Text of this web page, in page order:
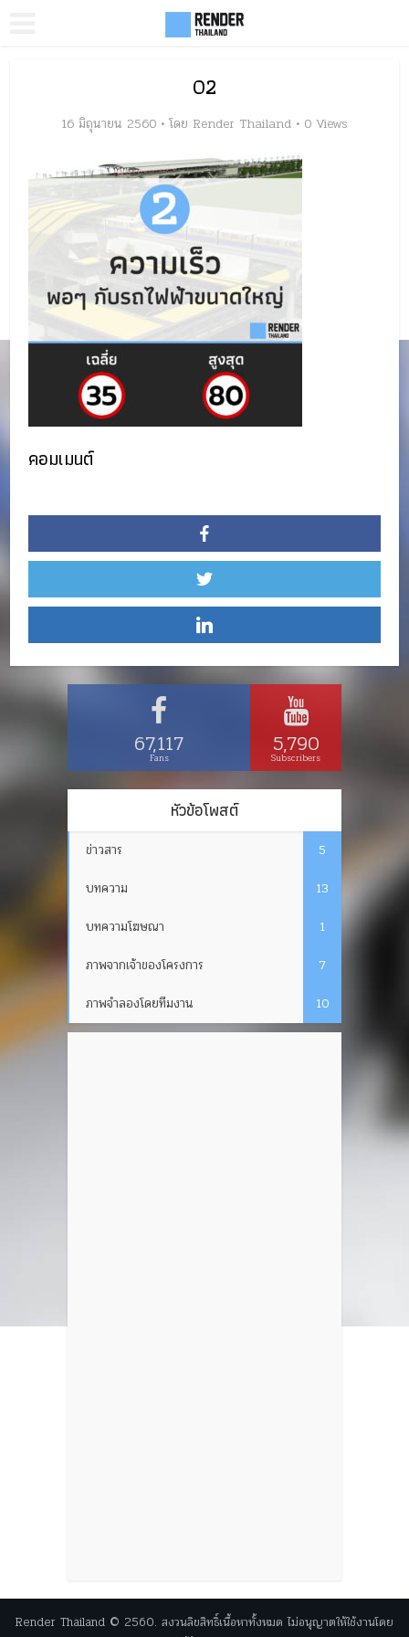
02
16 มิถุนายน 2560 โดย Render Thailand 0 Views
คอมเมนต์
67,117
Fans 5,790
Subscribers
หัวข้อโพสต์
ข่าวสาร
5
บทความ
13
บทความโฆษณา
1
ภาพจากเจ้าของโครงการ
7
ภาพจำลองโดยทีมงาน
10
Render Thailand © 2560. สงวนลิขสิทธิ์เนื้อหาทั้งหมด ไม่อนุญาตให้ใช้งานโดย